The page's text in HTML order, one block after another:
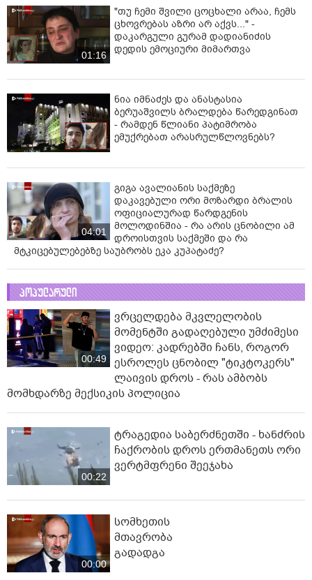
01:16
"თუ ჩემი შვილი ცოცხალი არაა, ჩემს
ცხოვრებას აზრი არ აქვს..." -
დაკარგული გურამ დადიანიძის
დედის ემოციური მიმართვა
ნია იმნაძეს და ანასტასია
ბერუაშვილს ბრალდება წარედგინათ
- რამდენ წლიანი პატიმრობა
ემუქრებათ არასრულწლოვნებს?
04:01
გიგა ავალიანის საქმეზე
დაკავებული ორი მოზარდი ბრალის
ოფიციალურად წარდგენის
მოლოდინშია - რა არის ცნობილი ამ
დროისთვის საქმეში და რა
მტკიცებულებებზე საუბრობს ეკა კუპატაძე?
პოპულარული
00:49
ვრცელდება მკვლელობის
მომენტში გადაღებული უმძიმესი
ვიდეო: კადრებში ჩანს, როგორ
ესროლეს ცნობილ "ტიკტოკერს"
ლაივის დროს - რას ამბობს
მომხდარზე მექსიკის პოლიცია
00:22
ტრაგედია საბერძნეთში - ხანძრის
ჩაქრობის დროს ერთმანეთს ორი
ვერტმფრენი შეეჯახა
00:00
სომხეთის
მთავრობა
გადადგა